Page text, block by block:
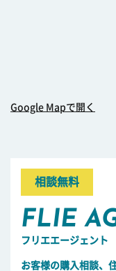
Google Mapで開く
相談無料
FLIE
フリエエージェント
お客様の購入相談、